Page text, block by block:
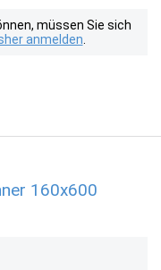
müssen Sie sich
anmelden
160x600